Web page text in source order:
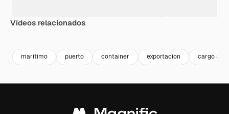
Vídeos relacionados
maritimo puerto container exportacion cargo ship